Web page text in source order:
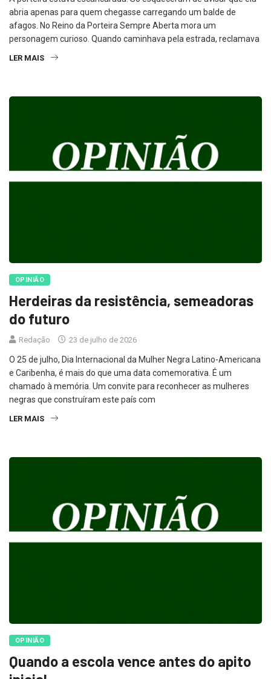
afagos. No Reino da Porteira Sempre Aberta mora um
personagem curioso. Quando caminhava pela estrada, reclamava
LER MAIS
OPINIÃO
Herdeiras da resistência, semeadoras
do futuro
Redação 23 de julho de 2026
O 25 de julho, Dia Internacional da Mulher Negra Latino-Americana
e Caribenha, é mais do que uma data comemorativa. É um
chamado à memória. Um convite para reconhecer as mulheres
negras que construíram este país com
LER MAIS
OPINIÃO
Quando a escola vence antes do apito
inicial